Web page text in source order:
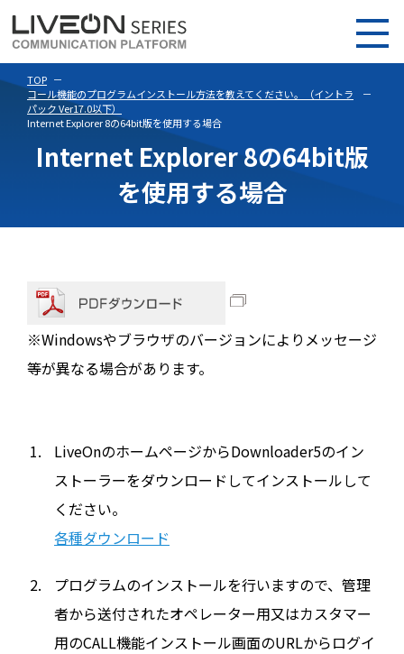
TOP
コール機能のプログラムインストール方法を教えてください。（イントラ
パック Ver17.0以下）
Internet Explorer 8の64bit版を使用する場合
Internet Explorer 8の64bit版
を使用する場合
※Windowsやブラウザのバージョンによりメッセージ
等が異なる場合があります。
LiveOnのホームページからDownloader5のイン
ストーラーをダウンロードしてインストールして
ください。
各種ダウンロード
プログラムのインストールを行いますので、管理
者から送付されたオペレーター用又はカスタマー
用のCALL機能インストール画面のURLからログイ